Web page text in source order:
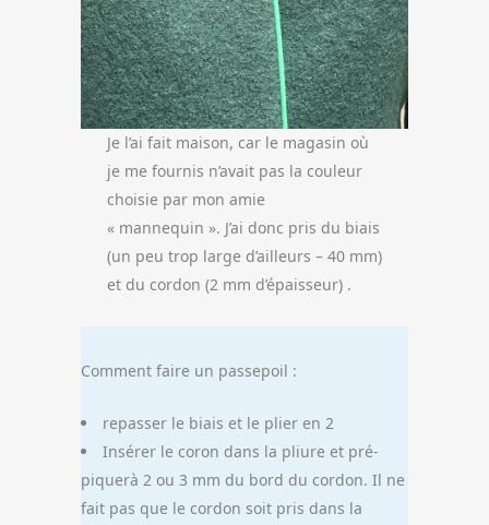
Je l’ai fait maison, car le magasin où
je me fournis n’avait pas la couleur
choisie par mon amie
« mannequin ». J’ai donc pris du biais
(un peu trop large d’ailleurs – 40 mm)
et du cordon (2 mm d’épaisseur) .
Comment faire un passepoil :
repasser le biais et le plier en 2
Insérer le coron dans la pliure et pré-
piquerà 2 ou 3 mm du bord du cordon. Il ne
fait pas que le cordon soit pris dans la